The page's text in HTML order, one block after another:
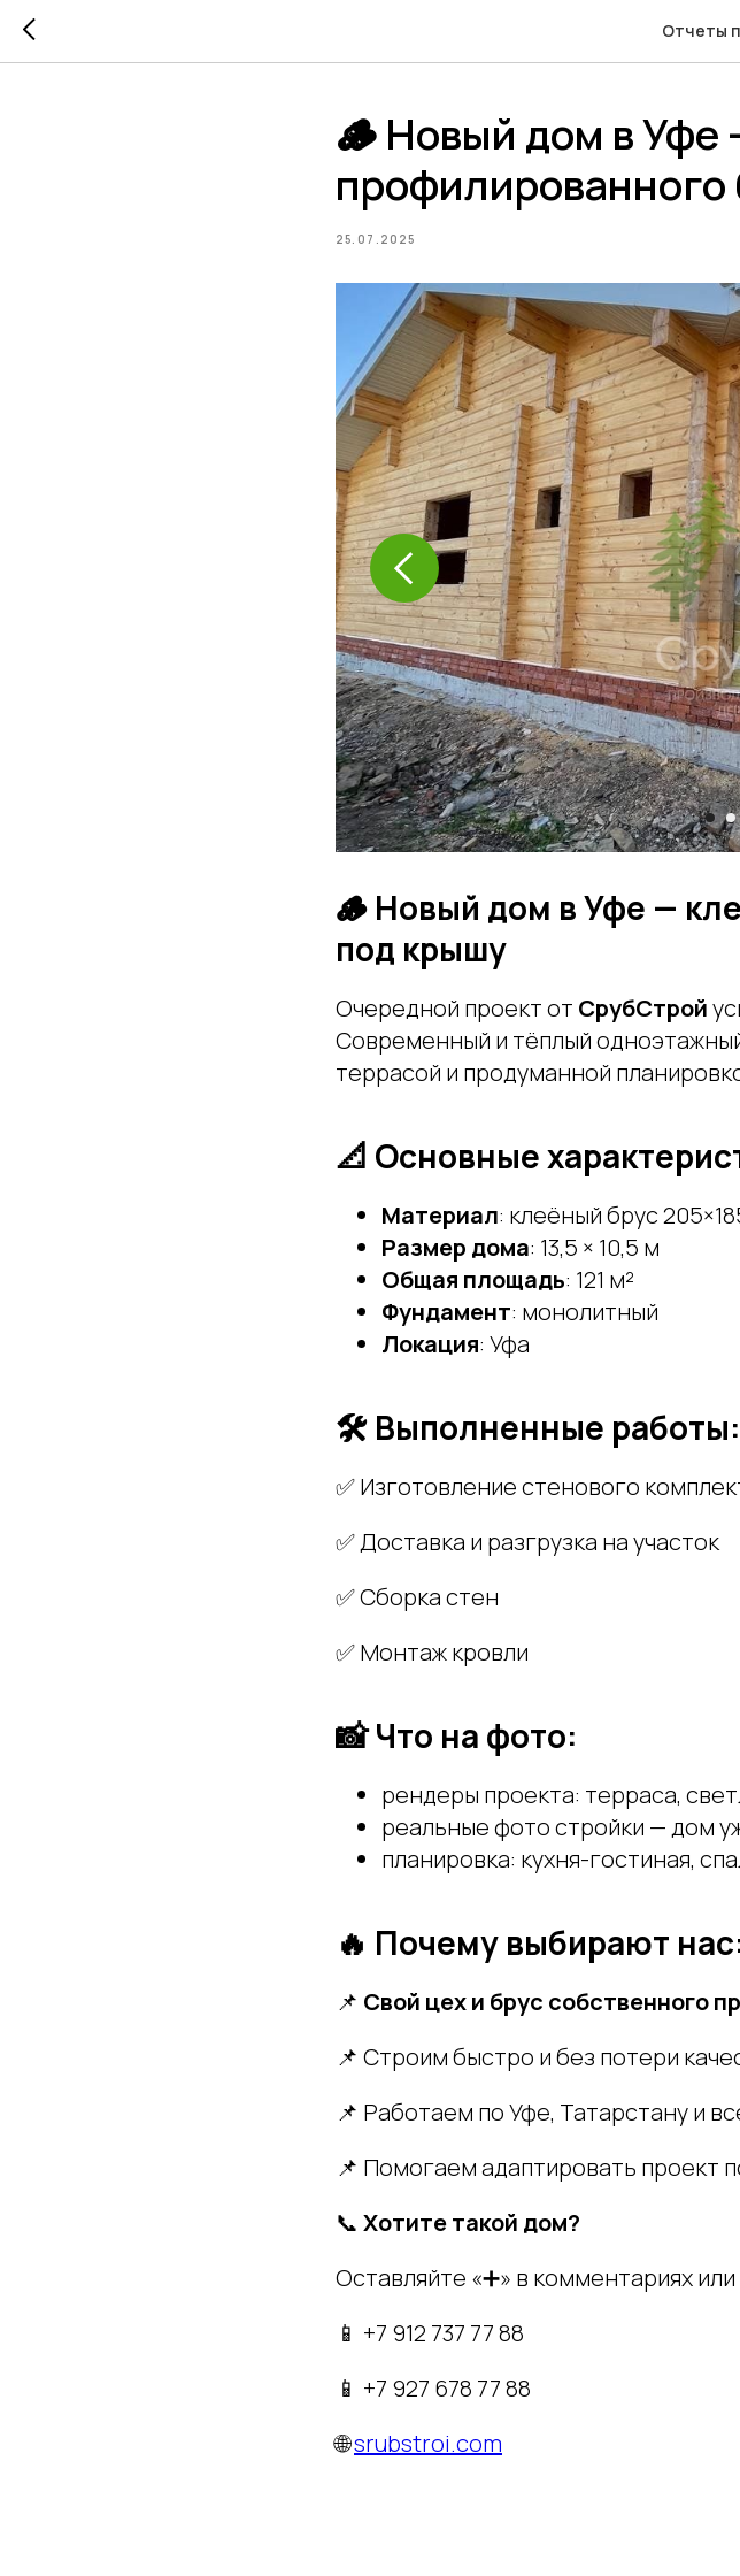
Отчеты
🪵 Новый дом в Уфе
профилированного
25.07.2025
🪵 Новый дом в Уфе —
под крышу
Очередной проект от СрубСтрой
Современный и тёплый
террасой и продуманной
📐 Основные
Материал: клеёный брус
Размер дома: 13,5 × 10,5 м
Общая площадь: 121 м²
Фундамент: монолитный
Локация: Уфа
🛠 Выполненные работы:
✅ Изготовление стенового
✅ Доставка и разгрузка на участок
✅ Сборка стен
✅ Монтаж кровли
📸 Что на фото:
рендеры проекта: терраса,
реальные фото стройки — дом
планировка: кухня-гостиная,
🔥 Почему выбирают
📌 Свой цех и брус собственного
📌 Строим быстро и без потери
📌 Работаем по Уфе, Татарстану и
📌 Помогаем адаптировать проект
📞 Хотите такой дом?
Оставляйте «➕» в комментариях
📱 +7 912 737 77 88
📱 +7 927 678 77 88
🌐srubstroi.com